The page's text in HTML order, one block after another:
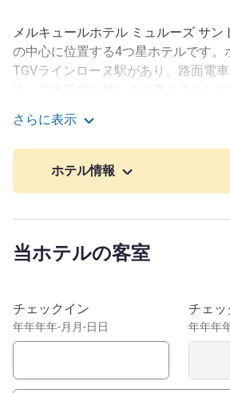
説明
メルキュールホテル ミュルーズ サン
の中心に位置する4つ星ホテルです。
TGVラインローヌ駅があり、路面電
さまにも最適です。メルキュールは
モダンな環境を兼ね備えたホテルで
軽にスタッフにお問い合わせくださ
メを発見するお手伝いをいたします
ミュルーズ中心部での、ミーティン
グルームが最適です。無料のWi-Fiを
ナ、安全な駐車場も完備しておりま
ミュルーズの中心部に位置して公共
周辺地域へのお出かけに便利です。
さらに表示
ホテル情報
当ホテルの客室
このホテルを予約
チェックイン
年年年年-月月-日日
チェッ
年年年